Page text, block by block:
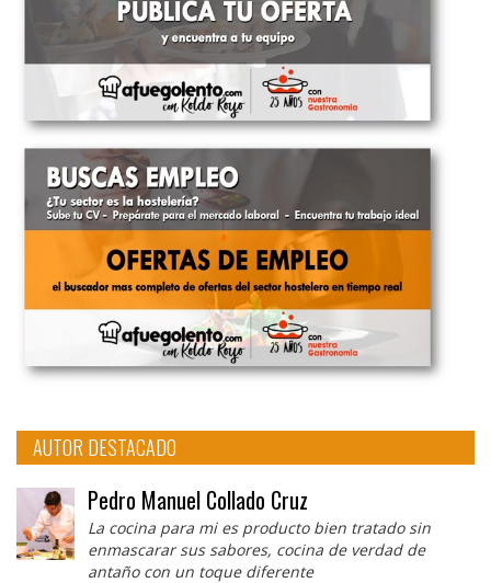
AUTOR DESTACADO
Pedro Manuel Collado Cruz
La cocina para mi es producto bien tratado sin
enmascarar sus sabores, cocina de verdad de
antaño con un toque diferente